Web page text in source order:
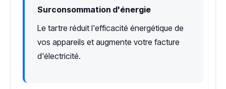
Surconsommation d'énergie
Le tartre réduit l'efficacité énergétique de
vos appareils et augmente votre facture
d'électricité.